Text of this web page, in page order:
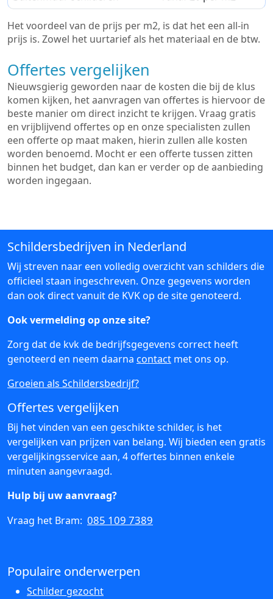
Het voordeel van de prijs per m2, is dat het een all-in
prijs is. Zowel het uurtarief als het materiaal en de btw.
Offertes vergelijken
Nieuwsgierig geworden naar de kosten die bij de klus
komen kijken, het aanvragen van offertes is hiervoor de
beste manier om direct inzicht te krijgen. Vraag gratis
en vrijblijvend offertes op en onze specialisten zullen
een offerte op maat maken, hierin zullen alle kosten
worden benoemd. Mocht er een offerte tussen zitten
binnen het budget, dan kan er verder op de aanbieding
worden ingegaan.
Schildersbedrijven in Nederland
Wij streven naar een volledig overzicht van schilders die
officieel staan ingeschreven. Onze gegevens worden
dan ook direct vanuit de KVK op de site genoteerd.
Ook vermelding op onze site?
Zorg dat de kvk de bedrijfsgegevens correct heeft
genoteerd en neem daarna contact met ons op.
Groeien als Schildersbedrijf?
Offertes vergelijken
Bij het vinden van een geschikte schilder, is het
vergelijken van prijzen van belang. Wij bieden een gratis
vergelijkingsservice aan, 4 offertes binnen enkele
minuten aangevraagd.
Hulp bij uw aanvraag?
Vraag het Bram: 085 109 7389
Populaire onderwerpen
Schilder gezocht